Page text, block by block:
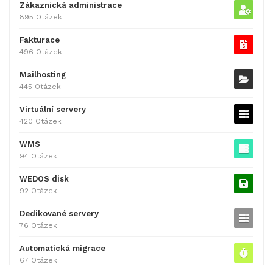
Zákaznická administrace
895 Otázek
Fakturace
496 Otázek
Mailhosting
445 Otázek
Virtuální servery
420 Otázek
WMS
94 Otázek
WEDOS disk
92 Otázek
Dedikované servery
76 Otázek
Automatická migrace
67 Otázek